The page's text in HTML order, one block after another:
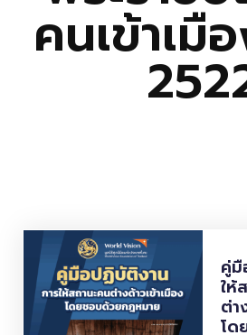
คนเข้าเมื
คู่มื
ให้
ต่า
โด